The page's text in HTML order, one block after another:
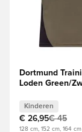
Dortmund
Loden Green/
Kinderen
€ 26,95€ 45
128 cm, 152 cm, 164 cm